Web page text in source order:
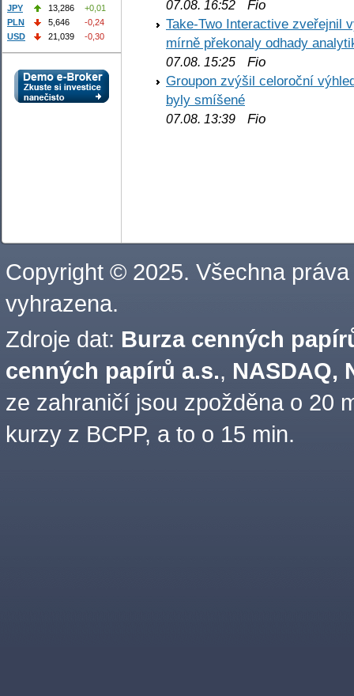
07.08. 16:52 Fio
Take-Two Interactive zveřejnil
mírně překonaly odhady
07.08. 15:25 Fio
Groupon zvýšil celoroční
byly smíšené
07.08. 13:39 Fio
JPY
13,286
+0,01
PLN
5,646
-0,24
USD
21,039 -0,30
Copyright © 2025. Všechna práva
vyhrazena.
Zdroje dat: Burza cenných
cenných papírů a.s., NASDAQ,
ze zahraničí jsou zpožděna o 20
kurzy z BCPP, a to o 15 min.